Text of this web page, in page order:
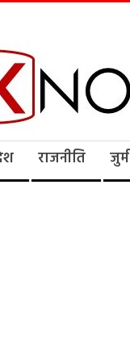
राजनीति जुर्म